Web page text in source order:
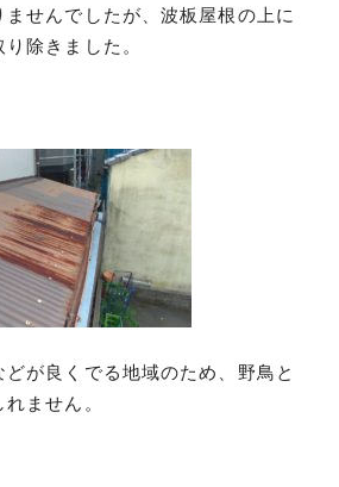
せんでしたが、波板屋根の上に
除きました。
が良くでる地域のため、野鳥と
ません。